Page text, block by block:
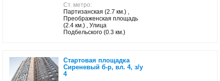
Ст. метро:
Партизанская (2.7 км.) ,
Преображенская площадь
(2.4 км.) , Улица
Подбельского (0.3 км.)
Стартовая площадка
Сиреневый б-р, вл. 4, з/у
4